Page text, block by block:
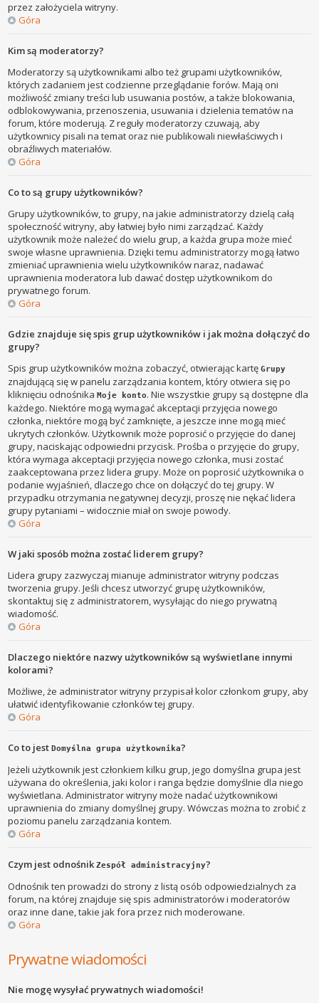
przez założyciela witryny.
Góra
Kim są moderatorzy?
Moderatorzy są użytkownikami albo też grupami użytkowników,
których zadaniem jest codzienne przeglądanie forów. Mają oni
możliwość zmiany treści lub usuwania postów, a także blokowania,
odblokowywania, przenoszenia, usuwania i dzielenia tematów na
forum, które moderują. Z reguły moderatorzy czuwają, aby
użytkownicy pisali na temat oraz nie publikowali niewłaściwych i
obraźliwych materiałów.
Góra
Co to są grupy użytkowników?
Grupy użytkowników, to grupy, na jakie administratorzy dzielą całą
społeczność witryny, aby łatwiej było nimi zarządzać. Każdy
użytkownik może należeć do wielu grup, a każda grupa może mieć
swoje własne uprawnienia. Dzięki temu administratorzy mogą łatwo
zmieniać uprawnienia wielu użytkowników naraz, nadawać
uprawnienia moderatora lub dawać dostęp użytkownikom do
prywatnego forum.
Góra
Gdzie znajduje się spis grup użytkowników i jak można dołączyć do
grupy?
Spis grup użytkowników można zobaczyć, otwierając kartęGrupy
znajdującą się w panelu zarządzania kontem, który otwiera się po
kliknięciu odnośnikaMoje konto. Nie wszystkie grupy są dostępne dla
każdego. Niektóre mogą wymagać akceptacji przyjęcia nowego
członka, niektóre mogą być zamknięte, a jeszcze inne mogą mieć
ukrytych członków. Użytkownik może poprosić o przyjęcie do danej
grupy, naciskając odpowiedni przycisk. Prośba o przyjęcie do grupy,
która wymaga akceptacji przyjęcia nowego członka, musi zostać
zaakceptowana przez lidera grupy. Może on poprosić użytkownika o
podanie wyjaśnień, dlaczego chce on dołączyć do tej grupy. W
przypadku otrzymania negatywnej decyzji, proszę nie nękać lidera
grupy pytaniami – widocznie miał on swoje powody.
Góra
W jaki sposób można zostać liderem grupy?
Lidera grupy zazwyczaj mianuje administrator witryny podczas
tworzenia grupy. Jeśli chcesz utworzyć grupę użytkowników,
skontaktuj się z administratorem, wysyłając do niego prywatną
wiadomość.
Góra
Dlaczego niektóre nazwy użytkowników są wyświetlane innymi
kolorami?
Możliwe, że administrator witryny przypisał kolor członkom grupy, aby
ułatwić identyfikowanie członków tej grupy.
Góra
Co to jestDomyślna grupa użytkownika?
Jeżeli użytkownik jest członkiem kilku grup, jego domyślna grupa jest
używana do określenia, jaki kolor i ranga będzie domyślnie dla niego
wyświetlana. Administrator witryny może nadać użytkownikowi
uprawnienia do zmiany domyślnej grupy. Wówczas można to zrobić z
poziomu panelu zarządzania kontem.
Góra
Czym jest odnośnikZespół administracyjny?
Odnośnik ten prowadzi do strony z listą osób odpowiedzialnych za
forum, na której znajduje się spis administratorów i moderatorów
oraz inne dane, takie jak fora przez nich moderowane.
Góra
Prywatne wiadomości
Nie mogę wysyłać prywatnych wiadomości!